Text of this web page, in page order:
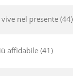
nel presente 44
affidabile 41